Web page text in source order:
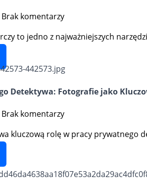
Brak komentarzy
to jedno z najważniejszych
Detektywa: Fotografie jako
Brak komentarzy
kluczową rolę w pracy prywatnego